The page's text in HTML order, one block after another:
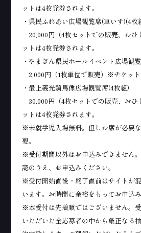
ットは4枚発券されます。
・県民ふれあい広場観覧席(車いす)(4枚
20,000円（4枚セットでの販売、お
ットは4枚発券されます。
・やまぎん県民ホールイベント広場観
2,000円（1枚単位で販売）※チケット
・最上義光騎馬像広場観覧席(4枚組)
30,000円（4枚セットでの販売、お
ットは4枚発券されます。
※未就学児入場無料。但しお席が必要
要。
※受付期間以外はお申込みできません
認のうえ、お申込みください。
※受付開始直後・終了直前はサイトが
います。お時間に余裕をもってお申込み
※本受付は先着順ではございません。
いただいた全応募者の中から厳正なる